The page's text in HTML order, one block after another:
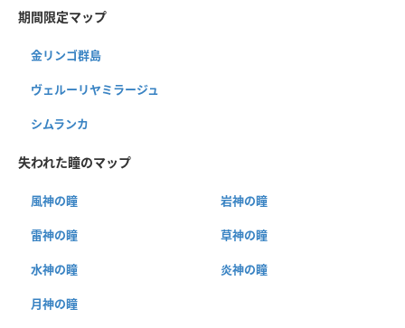
期間限定マップ
金リンゴ群島
ヴェルーリヤミラージュ
シムランカ
失われた瞳のマップ
風神の瞳 岩神の瞳
雷神の瞳 草神の瞳
水神の瞳 炎神の瞳
月神の瞳